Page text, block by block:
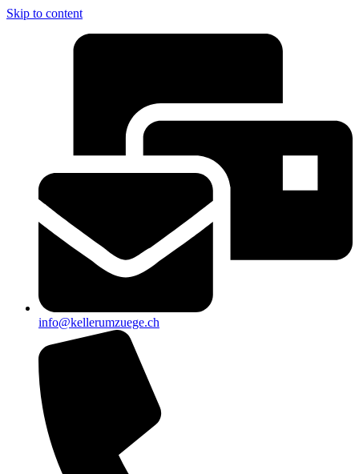
Skip to content
info@kellerumzuege.ch